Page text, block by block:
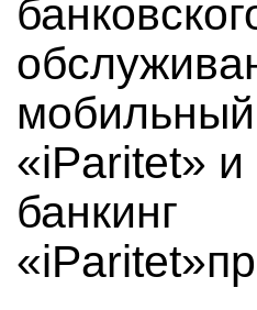
«iParitet» и
банкинг